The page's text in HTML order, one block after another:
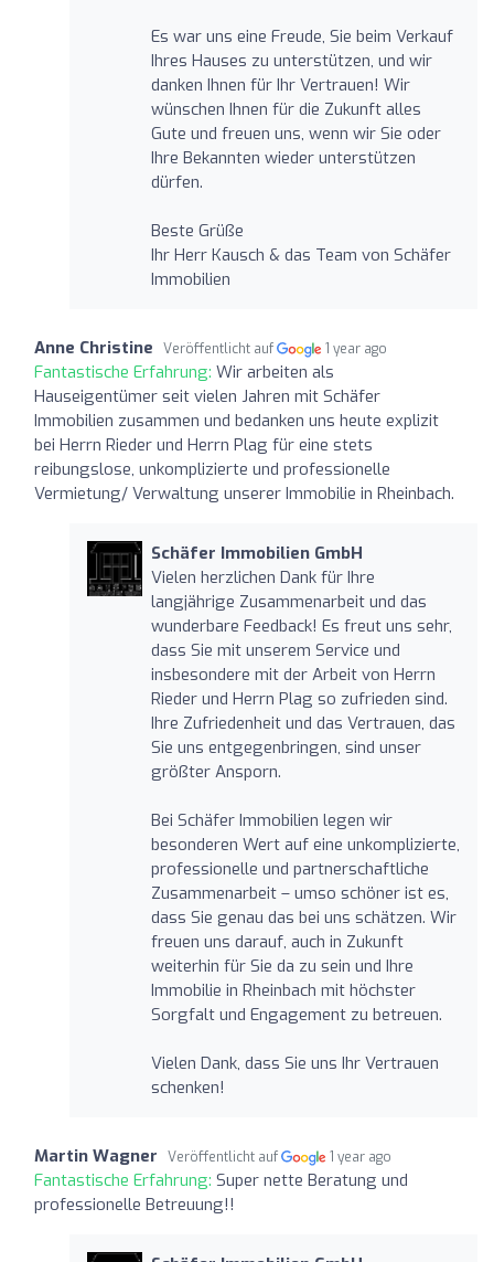
Es war uns eine Freude, Sie beim Verkauf
Ihres Hauses zu unterstützen, und wir
danken Ihnen für Ihr Vertrauen! Wir
wünschen Ihnen für die Zukunft alles
Gute und freuen uns, wenn wir Sie oder
Ihre Bekannten wieder unterstützen
dürfen.
Beste Grüße
Ihr Herr Kausch & das Team von Schäfer
Immobilien
Anne Christine Veröffentlicht auf 1 year ago
Fantastische Erfahrung: Wir arbeiten als
Hauseigentümer seit vielen Jahren mit Schäfer
Immobilien zusammen und bedanken uns heute explizit
bei Herrn Rieder und Herrn Plag für eine stets
reibungslose, unkomplizierte und professionelle
Vermietung/ Verwaltung unserer Immobilie in Rheinbach.
Schäfer Immobilien GmbH
Vielen herzlichen Dank für Ihre
langjährige Zusammenarbeit und das
wunderbare Feedback! Es freut uns sehr,
dass Sie mit unserem Service und
insbesondere mit der Arbeit von Herrn
Rieder und Herrn Plag so zufrieden sind.
Ihre Zufriedenheit und das Vertrauen, das
Sie uns entgegenbringen, sind unser
größter Ansporn.
Bei Schäfer Immobilien legen wir
besonderen Wert auf eine unkomplizierte,
professionelle und partnerschaftliche
Zusammenarbeit – umso schöner ist es,
dass Sie genau das bei uns schätzen. Wir
freuen uns darauf, auch in Zukunft
weiterhin für Sie da zu sein und Ihre
Immobilie in Rheinbach mit höchster
Sorgfalt und Engagement zu betreuen.
Vielen Dank, dass Sie uns Ihr Vertrauen
schenken!
Martin Wagner Veröffentlicht auf 1 year ago
Fantastische Erfahrung: Super nette Beratung und
professionelle Betreuung!!